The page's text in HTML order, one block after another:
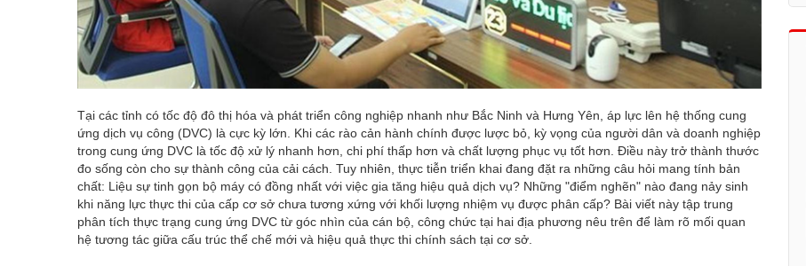
Tại các tỉnh có tốc độ đô thị hóa và phát triển công nghiệp nhanh như Bắc Ninh và Hưng Yên, áp lực lên hệ thống cung
ứng dịch vụ công (DVC) là cực kỳ lớn. Khi các rào cản hành chính được lược bỏ, kỳ vọng của người dân và doanh nghiệp
trong cung ứng DVC là tốc độ xử lý nhanh hơn, chi phí thấp hơn và chất lượng phục vụ tốt hơn. Điều này trở thành thước
đo sống còn cho sự thành công của cải cách. Tuy nhiên, thực tiễn triển khai đang đặt ra những câu hỏi mang tính bản
chất: Liệu sự tinh gọn bộ máy có đồng nhất với việc gia tăng hiệu quả dịch vụ? Những "điểm nghẽn" nào đang nảy sinh
khi năng lực thực thi của cấp cơ sở chưa tương xứng với khối lượng nhiệm vụ được phân cấp? Bài viết này tập trung
phân tích thực trạng cung ứng DVC từ góc nhìn của cán bộ, công chức tại hai địa phương nêu trên để làm rõ mối quan
hệ tương tác giữa cấu trúc thể chế mới và hiệu quả thực thi chính sách tại cơ sở.